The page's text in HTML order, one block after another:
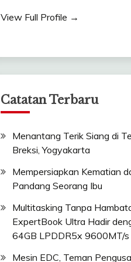
View Full Profile →
Catatan Terbaru
Menantang Terik Siang di
Breksi, Yogyakarta
Mempersiapkan Kematian
Pandang Seorang Ibu
Multitasking Tanpa
ExpertBook Ultra Hadir
64GB LPDDR5x 9600MT/s
Mesin EDC, Teman